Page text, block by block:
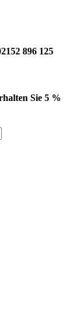
896 125
Sie 5 %